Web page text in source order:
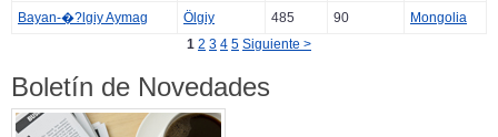
Bayan-�?lgiy Aymag Ölgiy 485 90
Mongolia
1 2 3 4 5 Siguiente >
Boletín de Novedades